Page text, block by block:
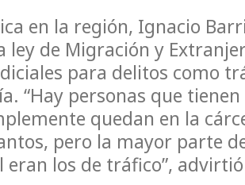
en la región, Ignacio
ley de Migración y
para delitos como
“Hay personas que tienen
quedan en la
pero la mayor parte
los de tráfico”,